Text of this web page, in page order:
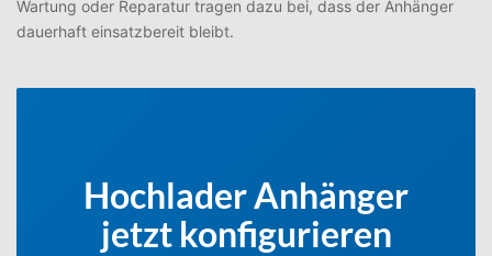
Wartung oder Reparatur tragen dazu bei, dass der Anhänger
dauerhaft einsatzbereit bleibt.
Hochlader Anhänger
jetzt konfigurieren